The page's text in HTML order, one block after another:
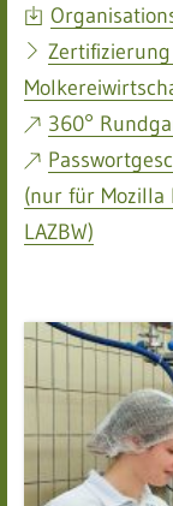
360°
(nur für Mozilla
LAZBW)